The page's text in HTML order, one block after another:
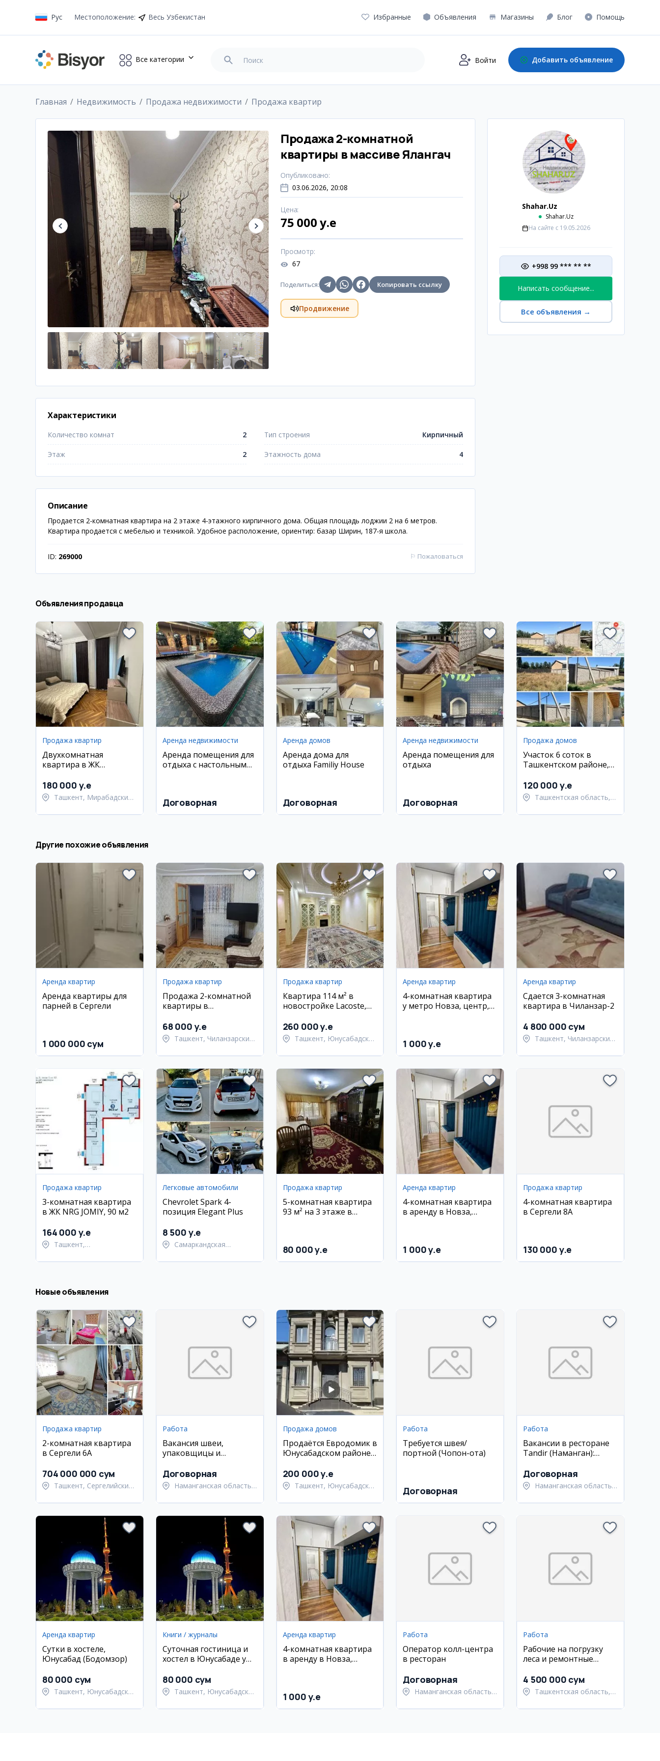
Рус Местоположение: Весь Узбекистан Избранные Объявления Магазины Блог Помощь
Все категории Войти Добавить объявление
Главная Недвижимость Продажа недвижимости Продажа квартир
Продажа 2-комнатной
квартиры в массиве Ялангач
Опубликовано:
03.06.2026, 20:08
Цена:
75 000 y.e
Просмотр:
67
Поделиться: Копировать ссылку
Продвижение
Характеристики
Количество комнат 2 Тип строения Кирпичный
Этаж 2 Этажность дома 4
Описание
Продается 2-комнатная квартира на 2 этаже 4-этажного кирпичного дома. Общая площадь лоджии 2 на 6 метров.
Квартира продается с мебелью и техникой. Удобное расположение, ориентир: базар Ширин, 187-я школа.
ID: 269000 ⚐ Пожаловаться
Shahar.Uz
Shahar.Uz
На сайте с 19.05.2026
+998 99 *** ** **
Написать сообщение...
Все объявления →
Объявления продавца
Продажа квартир
Двухкомнатная
квартира в ЖК
180 000 y.e
Ташкент, Мирабадский
Аренда недвижимости
Аренда помещения для
отдыха с настольным
Договорная
Аренда домов
Аренда дома для
отдыха Familiy House
Договорная
Аренда недвижимости
Аренда помещения для
отдыха
Договорная
Продажа домов
Участок 6 соток в
Ташкентском районе,
120 000 y.e
Ташкентская область,
Другие похожие объявления
Аренда квартир
Аренда квартиры для
парней в Сергели
1 000 000 сум
Продажа квартир
Продажа 2-комнатной
квартиры в
68 000 y.e
Ташкент, Чиланзарский
Продажа квартир
Квартира 114 м² в
новостройке Lacoste,
260 000 y.e
Ташкент, Юнусабадский
Аренда квартир
4-комнатная квартира
у метро Новза, центр,
1 000 y.e
Аренда квартир
Сдается 3-комнатная
квартира в Чиланзар-2
4 800 000 сум
Ташкент, Чиланзарский
Продажа квартир
3-комнатная квартира
в ЖК NRG JOMIY, 90 м2
164 000 y.e
Ташкент,
Легковые автомобили
Chevrolet Spark 4-
позиция Elegant Plus
8 500 y.e
Самаркандская
Самаркандский район
Продажа квартир
5-комнатная квартира
93 м² на 3 этаже в
80 000 y.e
Аренда квартир
4-комнатная квартира
в аренду в Новза,
1 000 y.e
Продажа квартир
4-комнатная квартира
в Сергели 8А
130 000 y.e
Новые объявления
Продажа квартир
2-комнатная квартира
в Сергели 6А
704 000 000 сум
Ташкент, Сергелийский
Работа
Вакансия швеи,
упаковщицы и
швейный цех
Договорная
Наманганская область,
Продажа домов
Продаётся Евродомик в
Юнусабадском районе,
сотки
200 000 y.e
Ташкент, Юнусабадский
Работа
Требуется швея/
портной (Чопон-ота)
Договорная
Работа
Вакансии в ресторане
Tandir (Наманган):
кондитер, шашлычник
Договорная
Наманганская область,
Аренда квартир
Сутки в хостеле,
Юнусабад (Бодомзор)
80 000 сум
Ташкент, Юнусабадский
Книги / журналы
Суточная гостиница и
хостел в Юнусабаде у
80 000 сум
Ташкент, Юнусабадский
Аренда квартир
4-комнатная квартира
в аренду в Новза,
1 000 y.e
Работа
Оператор колл-центра
в ресторан
Договорная
Наманганская область,
Работа
Рабочие на погрузку
леса и ремонтные
4 500 000 сум
Ташкентская область,